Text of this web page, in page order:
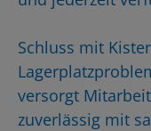
Schluss mit
versorgt
zuverlässig mit